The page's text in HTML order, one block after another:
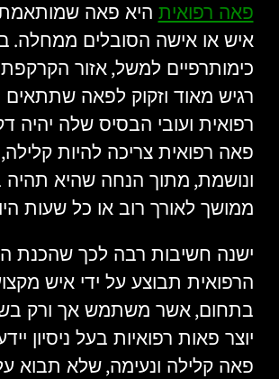
פאה רפואית היא פאה
איש או אישה הסובלים ממחלה.
כימותרפיים למשל,אזור
רגיש מאוד וזקוק לפאה שתתאים
רפואית ועובי הבסיס שלה יהיה
פאה רפואית צריכה להיות קלילה,
ונושמת, מתוך הנחה שהיא תהיה
ממושך לאורך רוב או כל שעות
ישנה חשיבות רבה לכך שהכנת
הרפואית תבוצע על ידי איש
בתחום,אשר משתמש אך ורק
יוצר פאות רפואיות בעל ניסיון
פאה קלילה ונעימה,שלא תבוא